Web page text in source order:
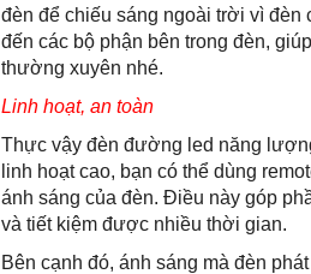
đèn để chiếu sáng ngoài trời vì
đến các bộ phận bên trong đèn,
thường xuyên nhé.
Linh hoạt, an toàn
Thực vậy đèn đường led năng
linh hoạt cao, bạn có thể dùng
ánh sáng của đèn. Điều này góp
và tiết kiệm được nhiều thời gian.
Bên cạnh đó, ánh sáng mà đèn